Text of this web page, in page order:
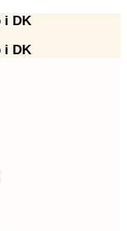
i DK
i DK